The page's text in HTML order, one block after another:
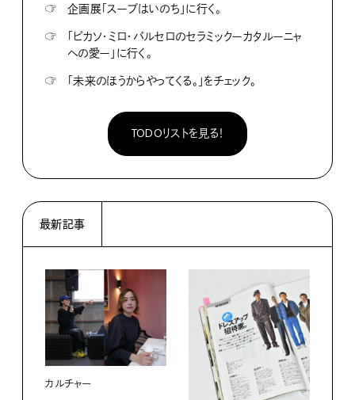
☞
企画展「スープはいのち」に行く。
☞
「ピカソ・ミロ・バルセロのセラミックーカタルーニャ
への愛ー」に行く。
☞
「未来のほうからやってくる。」をチェック。
TODOリストを見る！
最新記事
カルチャー